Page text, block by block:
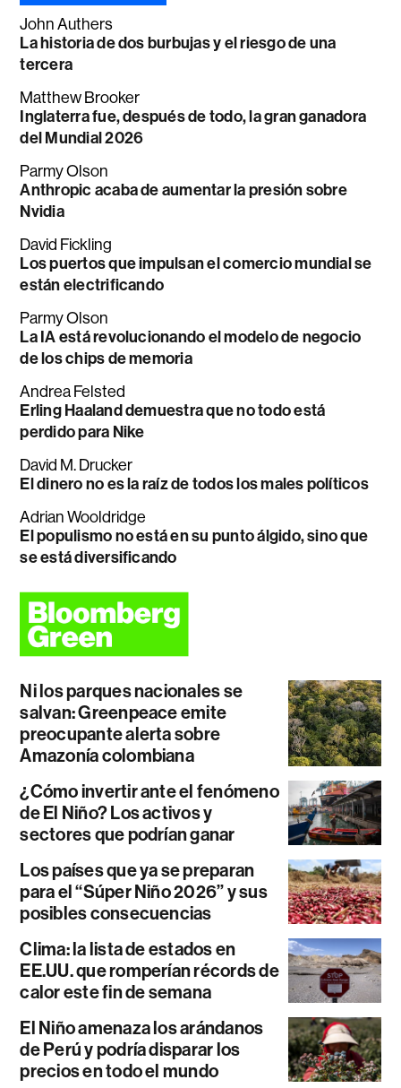
John Authers
La historia de dos burbujas y el riesgo de una
tercera
Matthew Brooker
Inglaterra fue, después de todo, la gran ganadora
del Mundial 2026
Parmy Olson
Anthropic acaba de aumentar la presión sobre
Nvidia
David Fickling
Los puertos que impulsan el comercio mundial se
están electrificando
Parmy Olson
La IA está revolucionando el modelo de negocio
de los chips de memoria
Andrea Felsted
Erling Haaland demuestra que no todo está
perdido para Nike
David M. Drucker
El dinero no es la raíz de todos los males políticos
Adrian Wooldridge
El populismo no está en su punto álgido, sino que
se está diversificando
Ni los parques nacionales se
salvan: Greenpeace emite
preocupante alerta sobre
Amazonía colombiana
¿Cómo invertir ante el fenómeno
de El Niño? Los activos y
sectores que podrían ganar
Los países que ya se preparan
para el “Súper Niño 2026” y sus
posibles consecuencias
Clima: la lista de estados en
EE.UU. que romperían récords de
calor este fin de semana
El Niño amenaza los arándanos
de Perú y podría disparar los
precios en todo el mundo